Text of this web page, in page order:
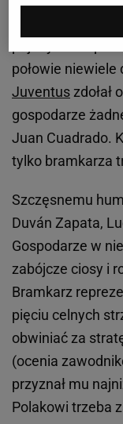
Na tym
połowie niewiele
Juventuszdołał
gospodarze
Juan Cuadrado.
tylko bramkarza
Szczęsnemu
Duván Zapata,
Gospodarze w
zabójcze ciosy i
Bramkarz
pięciu celnych
obwiniać za
(ocenia
przyznał mu
Polakowi trzeba